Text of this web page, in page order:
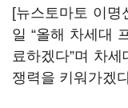
[뉴스토마토 이
일 “올해 차세대
료하겠다”며 차
쟁력을 키워가겠